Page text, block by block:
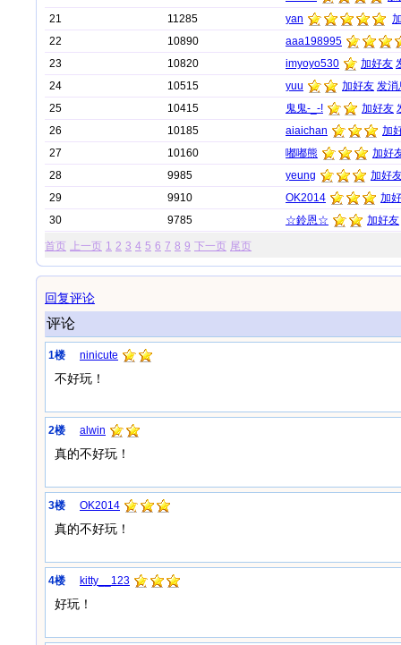
21
11285 yan
22
10890
aaa198995
23
10820 imyoyo530 加好友
24
10515 yuu 加好友 发消
25
10415 鬼鬼-_-! 加好友
26
10185 aiaichan
加
27
10160 嘟嘟熊
加好
28
9985 yeung
加好
29
9910 OK2014
加
30
9785 ☆鈴恩☆ 加好友
首页 上一页 1 2 3 4 5 6 7 8 9 下一页 尾页
回复评论
评论
1楼 ninicute
不好玩！
2楼 alwin
真的不好玩！
3楼 OK2014
真的不好玩！
4楼 kitty__123
好玩！